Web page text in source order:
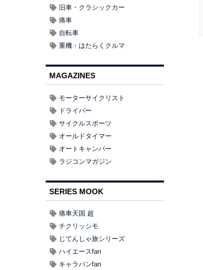
旧車・クラシックカー
痛車
自転車
重機・はたらくクルマ
MAGAZINES
モーターサイクリスト
ドライバー
サイクルスポーツ
オールドタイマー
オートキャンパー
ラジコンマガジン
SERIES MOOK
痛車天国 超
チクリッシモ
じてんしゃ旅シリーズ
ハイエースfan
キャラバンfan